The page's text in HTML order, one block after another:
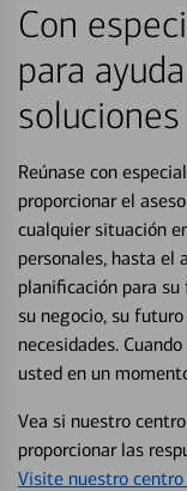
Con
para
Reúnase con
proporcionar el
cualquier situación
personales, hasta el
planificación para
su negocio, su
necesidades.
usted en un
Vea si nuestro
proporcionar las
Visite nuestro centro